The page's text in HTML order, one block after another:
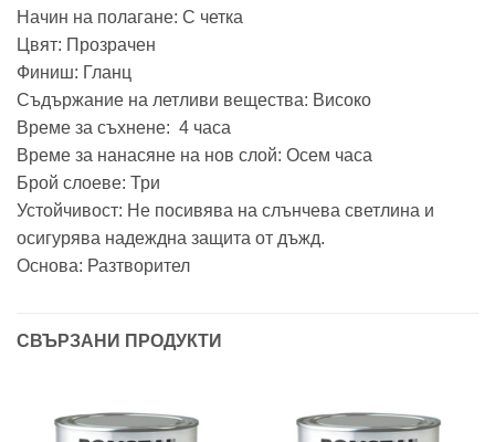
Начин на полагане: С четка
Цвят: Прозрачен
Финиш: Гланц
Съдържание на летливи вещества: Високо
Време за съхнене: 4 часа
Време за нанасяне на нов слой: Осем часа
Брой слоеве: Три
Устойчивост: Не посивява на слънчева светлина и
осигурява надеждна защита от дъжд.
Основа: Разтворител
СВЪРЗАНИ ПРОДУКТИ